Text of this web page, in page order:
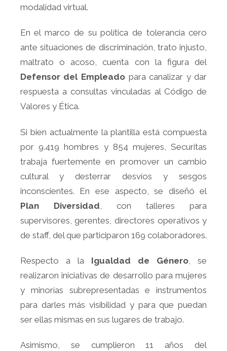
modalidad virtual.
En el marco de su política de tolerancia cero
ante situaciones de discriminación, trato injusto,
maltrato o acoso, cuenta con la figura del
Defensor del Empleadopara canalizar y dar
respuesta a consultas vinculadas al Código de
Valores y Ética.
Si bien actualmente la plantilla está compuesta
por 9.419 hombres y 854 mujeres, Securitas
trabaja fuertemente en promover un cambio
cultural y desterrar desvíos y sesgos
inconscientes. En ese aspecto, se diseñó el
Plan Diversidad , con talleres para
supervisores, gerentes, directores operativos y
de staff, del que participaron 169 colaboradores.
Respecto a la Igualdad de Género , se
realizaron iniciativas de desarrollo para mujeres
y minorías subrepresentadas e instrumentos
para darles más visibilidad y para que puedan
ser ellas mismas en sus lugares de trabajo.
Asimismo, se cumplieron 11 años del